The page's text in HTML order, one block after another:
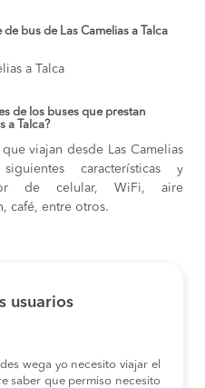
bus de Las Camelias a Talca
a Talca
de los buses que prestan
a Talca?
viajan desde Las Camelias
características y
de celular, WiFi, aire
café, entre otros.
usuarios
wega yo necesito viajar el
saber que permiso necesito